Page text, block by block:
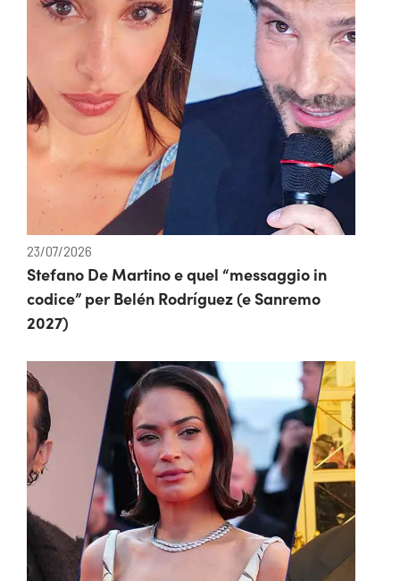
23/07/2026
Stefano De Martino e quel “messaggio in
codice” per Belén Rodríguez (e Sanremo
2027)